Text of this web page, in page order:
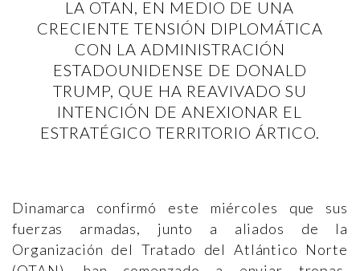
LA OTAN, EN MEDIO DE UNA
CRECIENTE TENSIÓN DIPLOMÁTICA
CON LA ADMINISTRACIÓN
ESTADOUNIDENSE DE DONALD
TRUMP, QUE HA REAVIVADO SU
INTENCIÓN DE ANEXIONAR EL
ESTRATÉGICO TERRITORIO ÁRTICO.
Dinamarca confirmó este miércoles que sus
fuerzas armadas, junto a aliados de la
Organización del Tratado del Atlántico Norte